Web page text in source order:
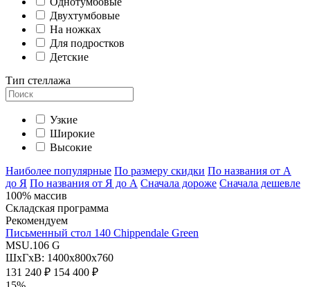
Двухтумбовые
На ножках
Для подростков
Детские
Тип стеллажа
Узкие
Широкие
Высокие
Наиболее популярные По размеру скидки По названия от А
до Я По названия от Я до А Сначала дороже Сначала дешевле
100% массив
Складская программа
Рекомендуем
Письменный стол 140 Chippendale Green
MSU.106 G
ШхГхВ: 1400х800х760
131 240 ₽ 154 400 ₽